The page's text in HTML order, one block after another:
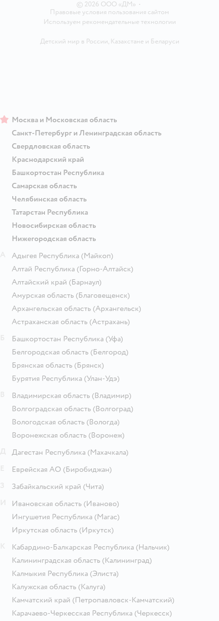
© 2026 ООО «ДМ» •
Правовые условия пользования сайтом
Используем рекомендательные технологии
Детский мир в России, Казахстанеи Беларуси
Москва и Московская область
Санкт-Петербург и Ленинградская область
Свердловская область
Краснодарский край
Башкортостан Республика
Самарская область
Челябинская область
Татарстан Республика
Новосибирская область
Нижегородская область
Адыгея Республика (Майкоп)
Алтай Республика (Горно-Алтайск)
Алтайский край (Барнаул)
Амурская область (Благовещенск)
Архангельская область (Архангельск)
Астраханская область (Астрахань)
Башкортостан Республика (Уфа)
Белгородская область (Белгород)
Брянская область (Брянск)
Бурятия Республика (Улан-Удэ)
Владимирская область (Владимир)
Волгоградская область (Волгоград)
Вологодская область (Вологда)
Воронежская область (Воронеж)
Дагестан Республика (Махачкала)
Еврейская АО (Биробиджан)
Забайкальский край (Чита)
Ивановская область (Иваново)
Ингушетия Республика (Магас)
Иркутская область (Иркутск)
Кабардино-Балкарская Республика (Нальчик)
Калининградская область (Калининград)
Калмыкия Республика (Элиста)
Калужская область (Калуга)
Камчатский край (Петропавловск-Камчатский)
Карачаево-Черкесская Республика (Черкесск)